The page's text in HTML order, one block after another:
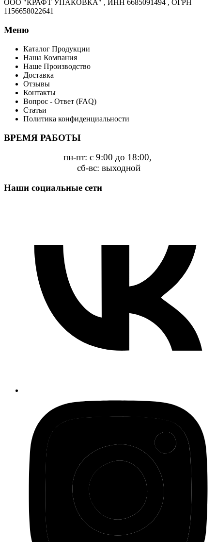
ООО "КРАФТ УПАКОВКА" , ИНН 6685091494 , ОГРН
1156658022641
Меню
Каталог Продукции
Наша Компания
Наше Производство
Доставка
Отзывы
Контакты
Вопрос - Ответ (FAQ)
Статьи
Политика конфиденциальности
ВРЕМЯ РАБОТЫ
пн-пт: с 9:00 до 18:00,
сб-вс: выходной
Наши социальные сети